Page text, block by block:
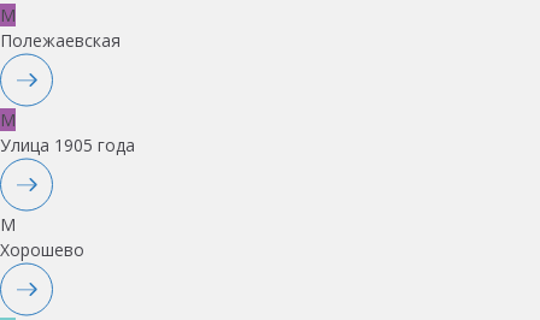
M
Полежаевская
M
Улица 1905 года
M
Хорошево